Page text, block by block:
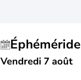
Éphéméride
Vendredi 7 août